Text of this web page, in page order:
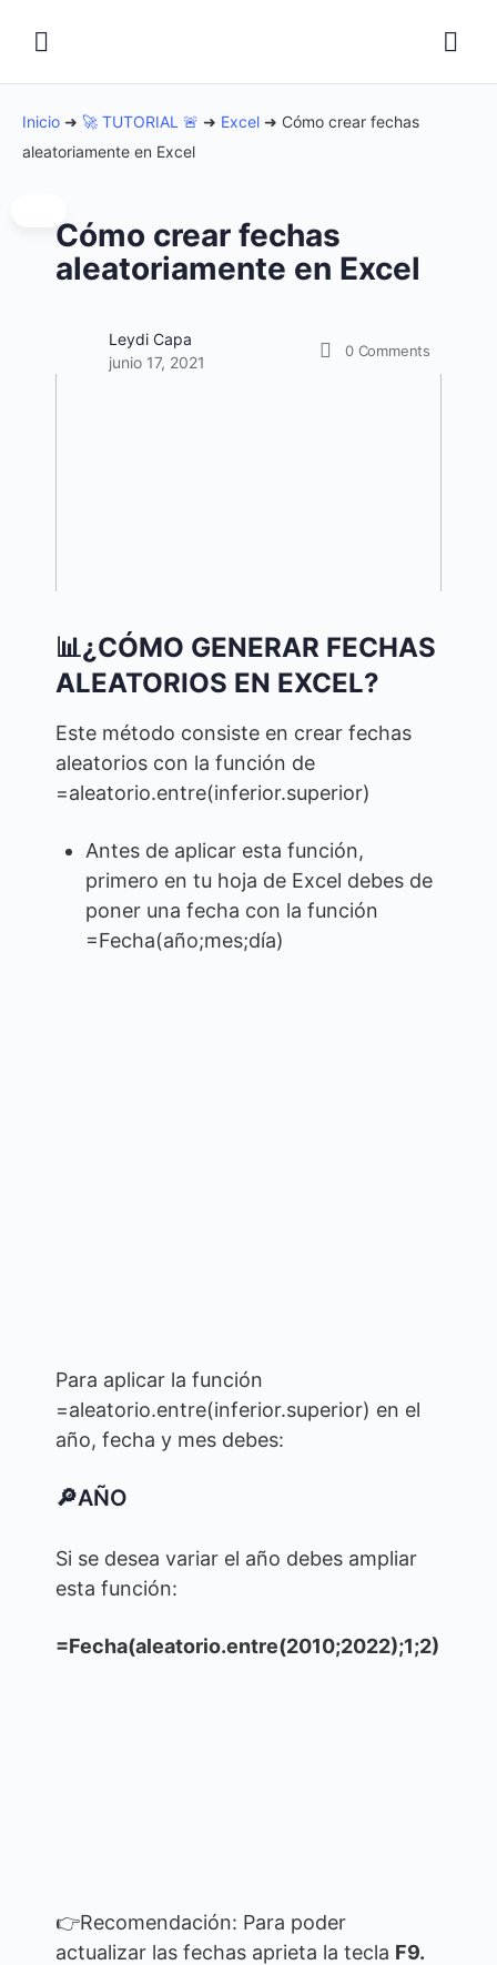
Inicio ➜ 🚀 TUTORIAL 🚨 ➜ Excel ➜ Cómo crear fechas
aleatoriamente en Excel
Cómo crear fechas
aleatoriamente en Excel
Leydi Capa
junio 17, 2021
0 Comments
📊¿CÓMO GENERAR FECHAS
ALEATORIOS EN EXCEL?
Este método consiste en crear fechas
aleatorios con la función de
=aleatorio.entre(inferior.superior)
Antes de aplicar esta función,
primero en tu hoja de Excel debes de
poner una fecha con la función
=Fecha(año;mes;día)
Para aplicar la función
=aleatorio.entre(inferior.superior) en el
año, fecha y mes debes:
🔎AÑO
Si se desea variar el año debes ampliar
esta función:
=Fecha(aleatorio.entre(2010;2022);1;2)
👉Recomendación: Para poder
actualizar las fechas aprieta la tecla F9.